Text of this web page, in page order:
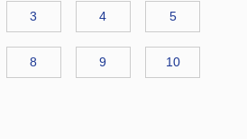
3 4 5
8 9 10